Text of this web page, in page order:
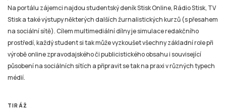
na sociální sítě). Cílem multimediální dílny je simulace redakčního
prostředí, každý student si tak může vyzkoušet všechny základní role při
výrobě online zpravodajského či publicistického obsahu i související
působení na sociálních sítích a připravit se tak na praxi v různých typech
médií.
TIRÁŽ
Tiskové zprávy a náměty pro tvorbu žurnalistických materiálů pro Online